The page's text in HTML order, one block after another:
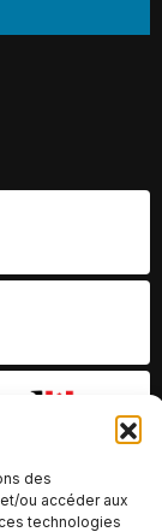
des
ou accéder aux
technologies